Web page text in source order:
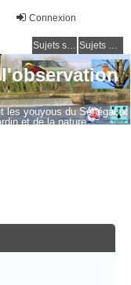
Connexion
Sujets sans réponse Sujets actifs
les youyous du Sénégal et
et de la nature.